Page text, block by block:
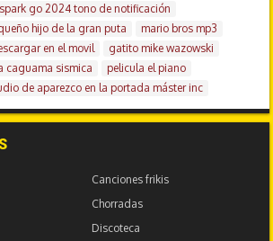
go 2024 tono de notificación
hijo de la gran puta
mario bros mp3
en el movil
gatito mike wazowski
caguama sismica
pelicula el piano
de aparezco en la portada máster inc
Canciones frikis
Chorradas
Discoteca